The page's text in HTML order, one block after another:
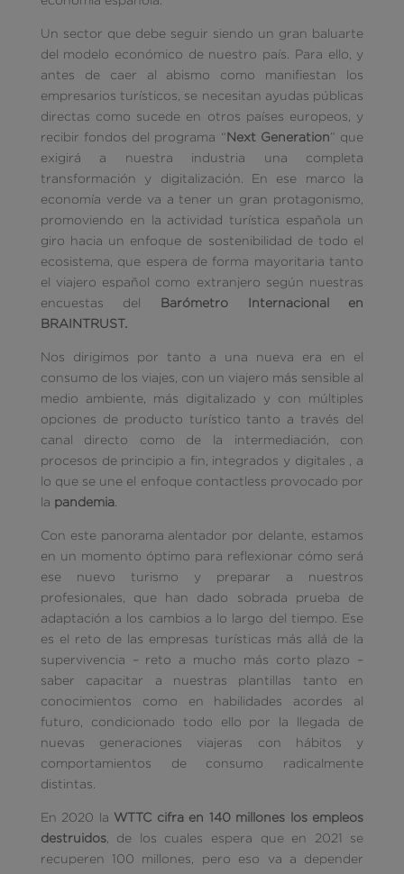
Un sector que debe seguir siendo un gran baluarte
del modelo económico de nuestro país. Para ello, y
antes de caer al abismo como manifiestan los
empresarios turísticos, se necesitan ayudas públicas
directas como sucede en otros países europeos, y
recibir fondos del programa “Next Generation” que
exigirá a nuestra industria una completa
transformación y digitalización. En ese marco la
economía verde va a tener un gran protagonismo,
promoviendo en la actividad turística española un
giro hacia un enfoque de sostenibilidad de todo el
ecosistema, que espera de forma mayoritaria tanto
el viajero español como extranjero según nuestras
encuestas del Barómetro Internacional en
BRAINTRUST.
Nos dirigimos por tanto a una nueva era en el
consumo de los viajes, con un viajero más sensible al
medio ambiente, más digitalizado y con múltiples
opciones de producto turístico tanto a través del
canal directo como de la intermediación, con
procesos de principio a fin, integrados y digitales , a
lo que se une el enfoque contactless provocado por
la pandemia.
Con este panorama alentador por delante, estamos
en un momento óptimo para reflexionar cómo será
ese nuevo turismo y preparar a nuestros
profesionales, que han dado sobrada prueba de
adaptación a los cambios a lo largo del tiempo. Ese
es el reto de las empresas turísticas más allá de la
supervivencia – reto a mucho más corto plazo –
saber capacitar a nuestras plantillas tanto en
conocimientos como en habilidades acordes al
futuro, condicionado todo ello por la llegada de
nuevas generaciones viajeras con hábitos y
comportamientos de consumo radicalmente
distintas.
En 2020 la WTTC cifra en 140 millones los empleos
destruidos, de los cuales espera que en 2021 se
recuperen 100 millones, pero eso va a depender